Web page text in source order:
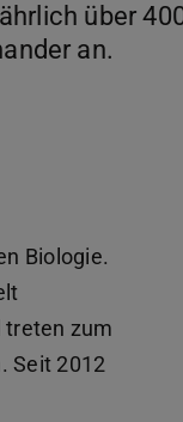
über
an.
Biologie.
treten zum
Seit 2012